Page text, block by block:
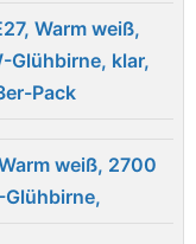
weiß, 2700
Glühbirne,